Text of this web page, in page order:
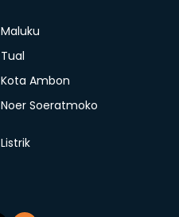
Maluku
Tual
Kota Ambon
Noer Soeratmoko
Listrik